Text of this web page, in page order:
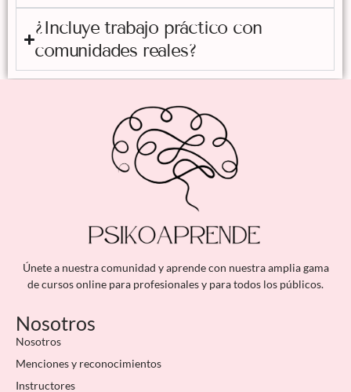
¿Incluye trabajo práctico con
comunidades reales?
Únete a nuestra comunidad y aprende con nuestra amplia gama
de cursos online para profesionales y para todos los públicos.
Nosotros
Nosotros
Menciones y reconocimientos
Instructores